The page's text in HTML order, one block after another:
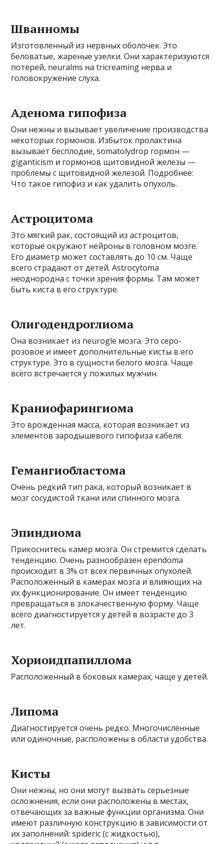
Шванномы
Изготовленный из нервных оболочек. Это
беловатые, жареные узелки. Они характеризуются
потерей, neuralms на tricreaming нерва и
головокружение слуха.
Аденома гипофиза
Они нежны и вызывает увеличение производства
некоторых гормонов. Избыток пролактина
вызывает бесплодие, somatolydrop гормон —
giganticism и гормонов щитовидной железы —
проблемы с щитовидной железой. Подробнее:
Что такое гипофиз и как удалить опухоль.
Астроцитома
Это мягкий рак, состоящий из астроцитов,
которые окружают нейроны в головном мозге.
Его диаметр может составлять до 10 см. Чаще
всего страдают от детей. Astrocytoma
неоднородна с точки зрения формы. Там может
быть киста в его структуре.
Олигодендроглиома
Она возникает из neurogle мозга. Это серо-
розовое и имеет дополнительные кисты в его
структуре. Это в сущности белого мозга. Чаще
всего встречается у пожилых мужчин.
Краниофарингиома
Это врожденная масса, которая возникает из
элементов зародышевого гипофиза кабеля.
Гемангиобластома
Очень редкий тип рака, который возникает в
мозг сосудистой ткани или спинного мозга.
Эпиндиома
Прикоснитесь камер мозга. Он стремится сделать
тенденцию. Очень разнообразен ependoma
происходит в 3% от всех первичных опухолей.
Расположенный в камерах мозга и влияющих на
их функционирование. Он имеет тенденцию
превращаться в злокачественную форму. Чаще
всего диагностируется у детей в возрасте до 3
лет.
Хориоидпапиллома
Расположенный в боковых камерах, чаще у детей.
Липома
Диагностируется очень редко. Многочисленные
или одиночные, расположены в области удобства.
Кисты
Они нежны, но они могут вызвать серьезные
осложнения, если они расположены в местах,
отвечающих за важные функции организма. Они
имеют различную конструкцию в зависимости от
их заполнений: spideric (с жидкостью),